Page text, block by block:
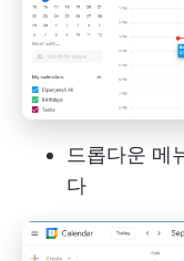
드롭다운 메
다